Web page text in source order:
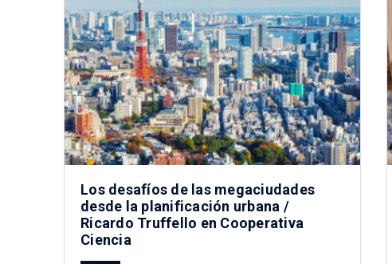
Los desafíos de las megaciudades
desde la planificación urbana /
Ricardo Truffello en Cooperativa
Ciencia